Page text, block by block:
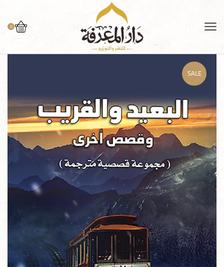
0
SALE